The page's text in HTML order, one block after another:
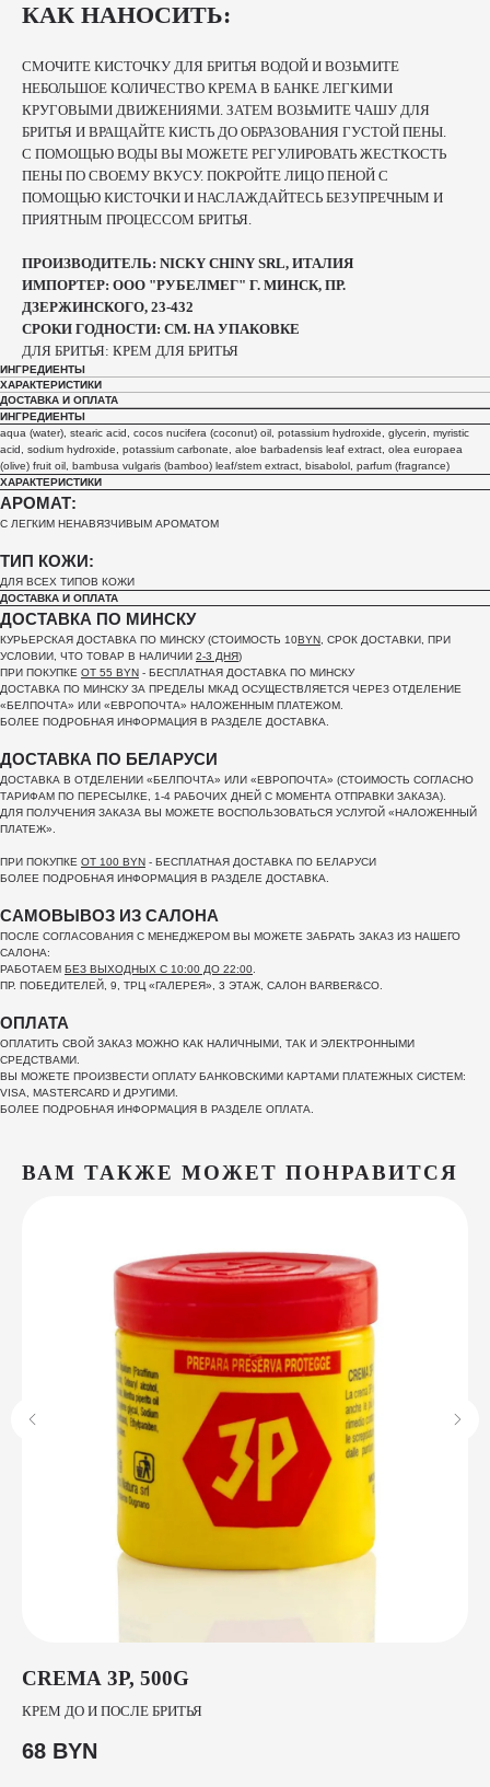
КАК НАНОСИТЬ:
СМОЧИТЕ КИСТОЧКУ ДЛЯ БРИТЬЯ ВОДОЙ И ВОЗЬМИТЕ
НЕБОЛЬШОЕ КОЛИЧЕСТВО КРЕМА В БАНКЕ ЛЕГКИМИ
КРУГОВЫМИ ДВИЖЕНИЯМИ. ЗАТЕМ ВОЗЬМИТЕ ЧАШУ ДЛЯ
БРИТЬЯ И ВРАЩАЙТЕ КИСТЬ ДО ОБРАЗОВАНИЯ ГУСТОЙ ПЕНЫ.
С ПОМОЩЬЮ ВОДЫ ВЫ МОЖЕТЕ РЕГУЛИРОВАТЬ ЖЕСТКОСТЬ
ПЕНЫ ПО СВОЕМУ ВКУСУ. ПОКРОЙТЕ ЛИЦО ПЕНОЙ С
ПОМОЩЬЮ КИСТОЧКИ И НАСЛАЖДАЙТЕСЬ БЕЗУПРЕЧНЫМ И
ПРИЯТНЫМ ПРОЦЕССОМ БРИТЬЯ.
ПРОИЗВОДИТЕЛЬ: NICKY CHINY SRL, ИТАЛИЯ
ИМПОРТЕР: ООО "РУБЕЛМЕГ" Г. МИНСК, ПР.
ДЗЕРЖИНСКОГО, 23-432
СРОКИ ГОДНОСТИ: СМ. НА УПАКОВКЕ
ДЛЯ БРИТЬЯ: КРЕМ ДЛЯ БРИТЬЯ
ИНГРЕДИЕНТЫ
ХАРАКТЕРИСТИКИ
ДОСТАВКА И ОПЛАТА
ИНГРЕДИЕНТЫ
aqua (water), stearic acid, cocos nucifera (coconut) oil, potassium hydroxide, glycerin, myristic
acid, sodium hydroxide, potassium carbonate, aloe barbadensis leaf extract, olea europaea
(olive) fruit oil, bambusa vulgaris (bamboo) leaf/stem extract, bisabolol, parfum (fragrance)
ХАРАКТЕРИСТИКИ
АРОМАТ:
С ЛЕГКИМ НЕНАВЯЗЧИВЫМ АРОМАТОМ
ТИП КОЖИ:
ДЛЯ ВСЕХ ТИПОВ КОЖИ
ДОСТАВКА И ОПЛАТА
ДОСТАВКА ПО МИНСКУ
КУРЬЕРСКАЯ ДОСТАВКА ПО МИНСКУ (СТОИМОСТЬ 10BYN, СРОК ДОСТАВКИ, ПРИ
УСЛОВИИ, ЧТО ТОВАР В НАЛИЧИИ 2-3 ДНЯ)
ПРИ ПОКУПКЕ ОТ 55 BYN - БЕСПЛАТНАЯ ДОСТАВКА ПО МИНСКУ
ДОСТАВКА ПО МИНСКУ ЗА ПРЕДЕЛЫ МКАД ОСУЩЕСТВЛЯЕТСЯ ЧЕРЕЗ ОТДЕЛЕНИЕ
«БЕЛПОЧТА» ИЛИ «ЕВРОПОЧТА» НАЛОЖЕННЫМ ПЛАТЕЖОМ.
БОЛЕЕ ПОДРОБНАЯ ИНФОРМАЦИЯ В РАЗДЕЛЕ ДОСТАВКА.
ДОСТАВКА ПО БЕЛАРУСИ
ДОСТАВКА В ОТДЕЛЕНИИ «БЕЛПОЧТА» ИЛИ «ЕВРОПОЧТА» (СТОИМОСТЬ СОГЛАСНО
ТАРИФАМ ПО ПЕРЕСЫЛКЕ, 1-4 РАБОЧИХ ДНЕЙ С МОМЕНТА ОТПРАВКИ ЗАКАЗА).
ДЛЯ ПОЛУЧЕНИЯ ЗАКАЗА ВЫ МОЖЕТЕ ВОСПОЛЬЗОВАТЬСЯ УСЛУГОЙ «НАЛОЖЕННЫЙ
ПЛАТЕЖ».
ПРИ ПОКУПКЕ ОТ 100 BYN - БЕСПЛАТНАЯ ДОСТАВКА ПО БЕЛАРУСИ
БОЛЕЕ ПОДРОБНАЯ ИНФОРМАЦИЯ В РАЗДЕЛЕ ДОСТАВКА.
САМОВЫВОЗ ИЗ САЛОНА
ПОСЛЕ СОГЛАСОВАНИЯ С МЕНЕДЖЕРОМ ВЫ МОЖЕТЕ ЗАБРАТЬ ЗАКАЗ ИЗ НАШЕГО
САЛОНА:
РАБОТАЕМ БЕЗ ВЫХОДНЫХ С 10:00 ДО 22:00.
ПР. ПОБЕДИТЕЛЕЙ, 9, ТРЦ «ГАЛЕРЕЯ», 3 ЭТАЖ, САЛОН BARBER&CO.
ОПЛАТА
ОПЛАТИТЬ СВОЙ ЗАКАЗ МОЖНО КАК НАЛИЧНЫМИ, ТАК И ЭЛЕКТРОННЫМИ
СРЕДСТВАМИ.
ВЫ МОЖЕТЕ ПРОИЗВЕСТИ ОПЛАТУ БАНКОВСКИМИ КАРТАМИ ПЛАТЕЖНЫХ СИСТЕМ:
VISA, MASTERCARD И ДРУГИМИ.
БОЛЕЕ ПОДРОБНАЯ ИНФОРМАЦИЯ В РАЗДЕЛЕ ОПЛАТА.
ВАМ ТАКЖЕ МОЖЕТ ПОНРАВИТСЯ
CREMA 3P, 500G
КРЕМ ДО И ПОСЛЕ БРИТЬЯ
68 BYN